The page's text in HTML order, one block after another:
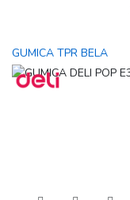
GUMICA TPR BELA